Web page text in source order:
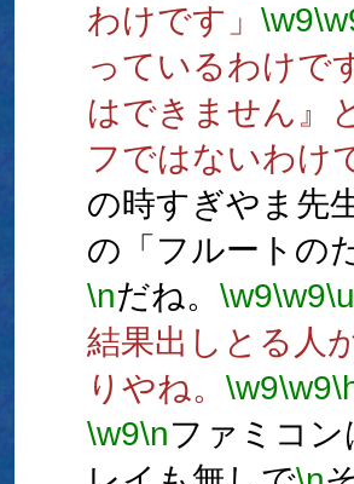
わけです」 \w9
っているわけで
はできません』
フではないわけ
の時すぎやま先
の「フルートの
\nだね。 \w9\w9\u
結果出しとる人
りやね。 \w9\w9
\w9\nファミコ